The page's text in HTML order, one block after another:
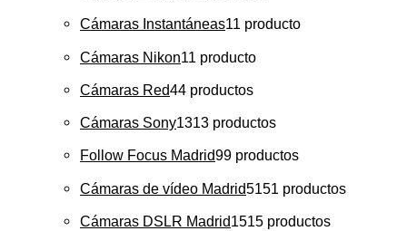
Cámaras Instantáneas11 producto
Cámaras Nikon11 producto
Cámaras Red44 productos
Cámaras Sony1313 productos
Follow Focus Madrid99 productos
Cámaras de vídeo Madrid5151 productos
Cámaras DSLR Madrid1515 productos